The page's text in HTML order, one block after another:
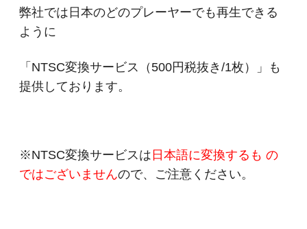
弊社では日本のどのプレーヤーでも再生できる
ように
「NTSC変換サービス（500円税抜き/1枚）」も
提供しております。
※NTSC変換サービスは 日本語に変換するも の
ではございませんので、ご注意ください。